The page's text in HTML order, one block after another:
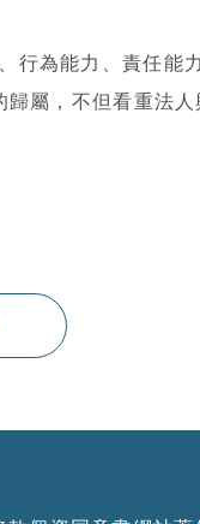
行為能力、責任能
屬，不但看重法